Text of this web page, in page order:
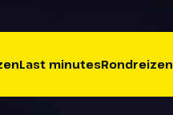
Last minutesRondreizen